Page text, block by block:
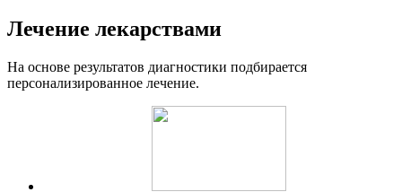
Лечение лекарствами
На основе результатов диагностики подбирается
персонализированное лечение.